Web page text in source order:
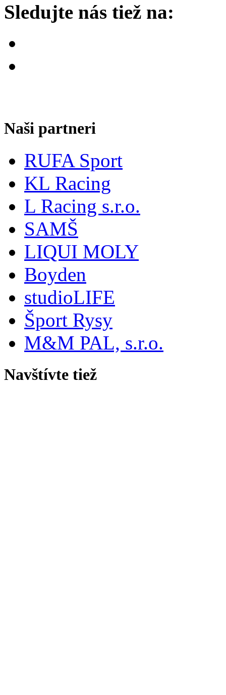
Sledujte nás tiež na:
Naši partneri
RUFA Sport
KL Racing
L Racing s.r.o.
SAMŠ
LIQUI MOLY
Boyden
studioLIFE
Šport Rysy
M&M PAL, s.r.o.
Navštívte tiež